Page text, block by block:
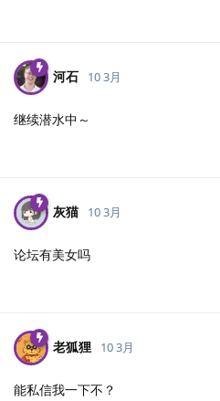
河石 10 3月
继续潜水中～
灰猫 10 3月
论坛有美女吗
老狐狸 10 3月
能私信我一下不？